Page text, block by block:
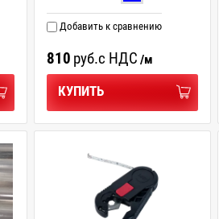
Добавить к сравнению
810 руб.с НДС /м
КУПИТЬ